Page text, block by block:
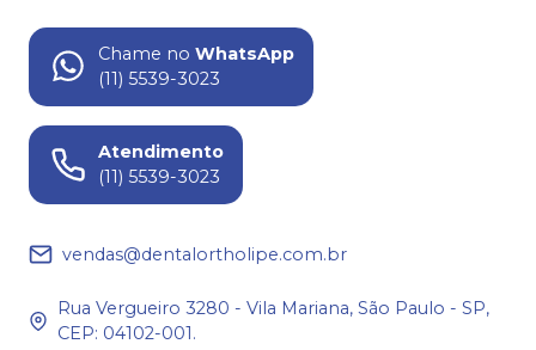
Chame no WhatsApp
(11) 5539-3023
Atendimento
(11) 5539-3023
vendas@dentalortholipe.com.br
Rua Vergueiro 3280 - Vila Mariana, São Paulo - SP,
CEP: 04102-001.